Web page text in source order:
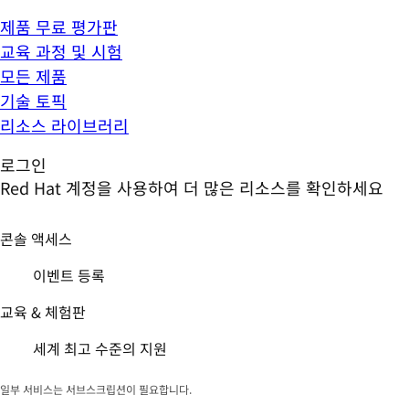
제품 무료 평가판
교육 과정 및 시험
모든 제품
기술 토픽
리소스 라이브러리
로그인
Red Hat 계정을 사용하여 더 많은 리소스를 확인하세요
콘솔 액세스
이벤트 등록
교육 & 체험판
세계 최고 수준의 지원
일부 서비스는 서브스크립션이 필요합니다.